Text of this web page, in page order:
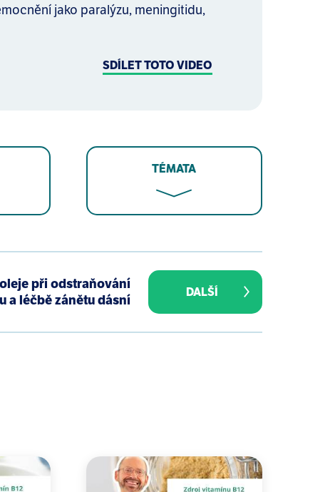
jako paralýzu, meningitidu,
SDÍLET TOTO VIDEO
TÉMATA
2012 Journal of International Oral
promoting oro dental hygiene: A
from heated cooking oils. Food
2007.
při odstraňování
a léčbě zánětu dásní
DALŠÍ